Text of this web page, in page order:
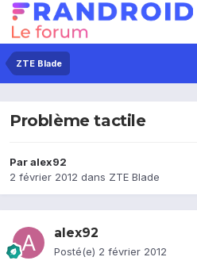
ZTE Blade
Problème tactile
Paralex92
2 février 2012 dans ZTE Blade
alex92
Posté(e) 2 février 2012